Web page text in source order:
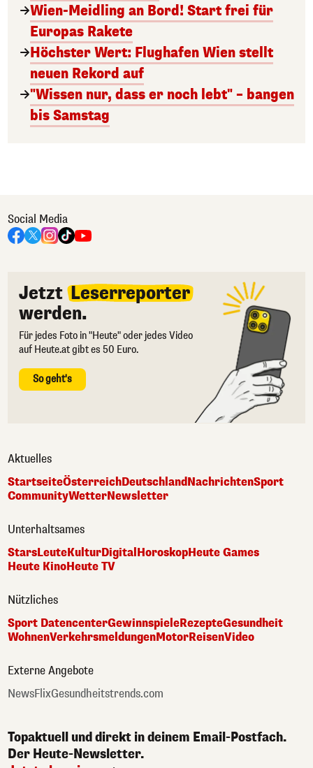
Wien-Meidling an Bord! Start frei für
Europas Rakete
Höchster Wert: Flughafen Wien stellt
neuen Rekord auf
"Wissen nur, dass er noch lebt" – bangen
bis Samstag
Social Media
Jetzt Leserreporter
werden.
Für jedes Foto in "Heute" oder jedes Video
auf Heute.at gibt es 50 Euro.
So geht's
Aktuelles
StartseiteÖsterreichDeutschlandNachrichtenSport
CommunityWetterNewsletter
Unterhaltsames
StarsLeuteKulturDigital HoroskopHeute Games
Heute KinoHeute TV
Nützliches
Sport DatencenterGewinnspieleRezepteGesundheit
WohnenVerkehrsmeldungenMotorReisenVideo
Externe Angebote
NewsFlixGesundheitstrends.com
Topaktuell und direkt in deinem Email-Postfach.
Der Heute-Newsletter.